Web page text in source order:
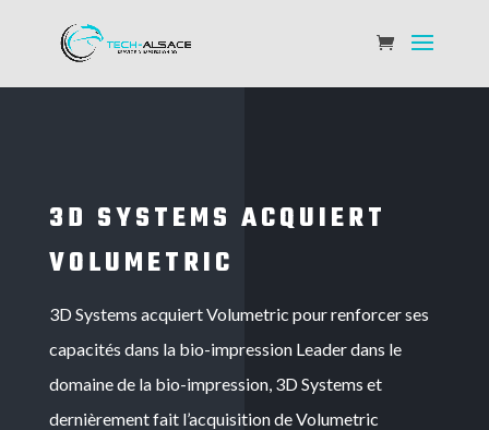
3D SYSTEMS ACQUIERT
VOLUMETRIC
3D Systems acquiert Volumetric pour renforcer ses
capacités dans la bio-impression Leader dans le
domaine de la bio-impression, 3D Systems et
dernièrement fait l’acquisition de Volumetric